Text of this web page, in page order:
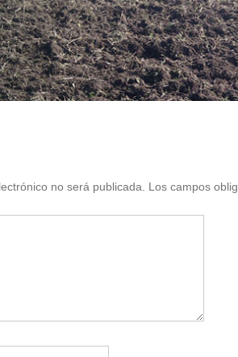
no será publicada. Los campos